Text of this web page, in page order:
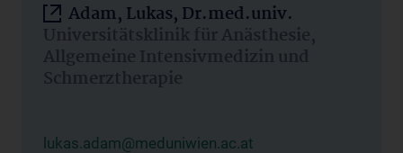
Adam, Lukas, Dr.med.univ.
Universitätsklinik für Anästhesie,
Allgemeine Intensivmedizin und
Schmerztherapie
lukas.adam@meduniwien.ac.at